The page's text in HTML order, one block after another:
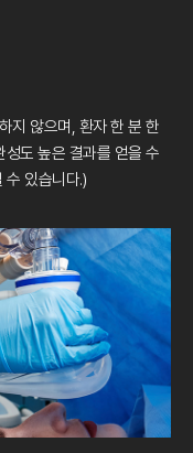
지 않으며, 환자 한 분 한
성도 높은 결과를 얻을 수
수 있습니다.)